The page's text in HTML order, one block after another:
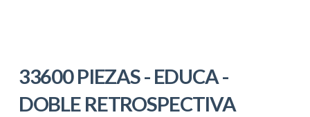
33600 PIEZAS - EDUCA -
DOBLE RETROSPECTIVA